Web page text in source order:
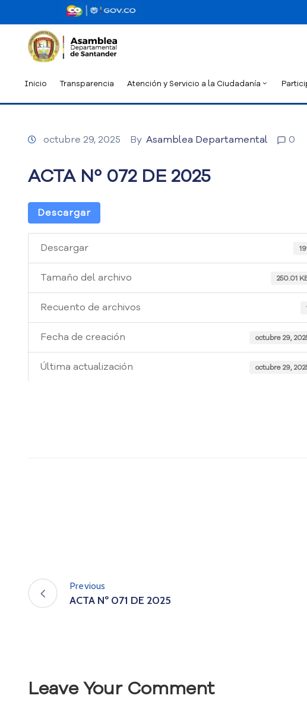
Inicio Transparencia Atención y Servicio a la Ciudadanía
octubre 29, 2025 By Asamblea Departamental 0
ACTA Nº 072 DE 2025
Descargar
Descargar
Tamaño del archivo 250.01
Recuento de archivos
Fecha de creación octubre 29,
Última actualización octubre 29,
Previous
ACTA Nº 071 DE 2025
Leave Your Comment